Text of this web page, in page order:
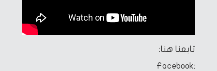
تابعنا هنا:
Facebook: